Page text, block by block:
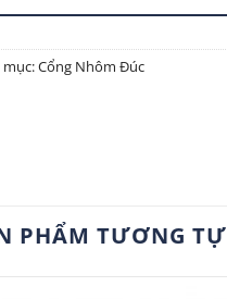
mục:Cổng Nhôm Đúc
PHẨM TƯƠNG TỰ